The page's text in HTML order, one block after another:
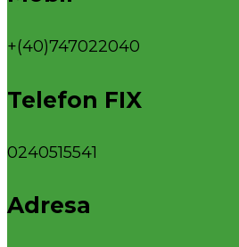
+(40)747022040
Telefon FIX
0240515541
Adresa